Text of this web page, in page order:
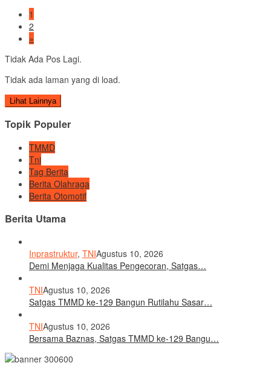
1
2
»
Tidak Ada Pos Lagi.
Tidak ada laman yang di load.
Lihat Lainnya
Topik Populer
TMMD
Tni
Tag Berita
Berita Olahraga
Berita Otomotif
Berita Utama
Inprastruktur, TNIAgustus 10, 2026
Demi Menjaga Kualitas Pengecoran, Satgas…
TNIAgustus 10, 2026
Satgas TMMD ke-129 Bangun Rutilahu Sasar…
TNIAgustus 10, 2026
Bersama Baznas, Satgas TMMD ke-129 Bangu…